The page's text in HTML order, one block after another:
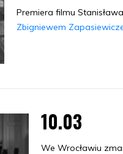
Premiera filmu
Zbigniewem
10.03
We Wrocławiu